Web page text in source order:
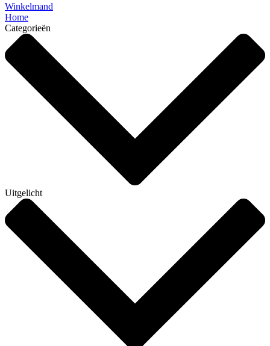
Winkelmand
Home
Categorieën
Uitgelicht